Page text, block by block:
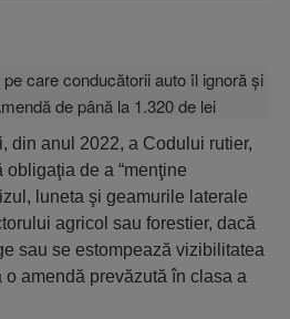
din anul 2022, a Codului rutier,
de a “menţine
luneta şi geamurile laterale
agricol sau forestier, dacă
sau se estompează vizibilitatea
o amendă prevăzută în clasa a